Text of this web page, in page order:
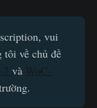
vui
tôi về chủ đề
7và WoC-